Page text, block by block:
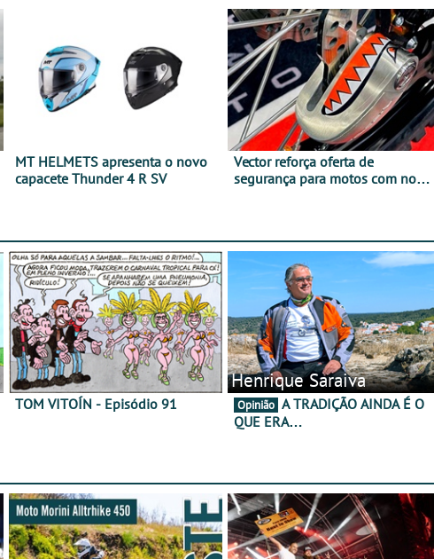
MT HELMETS apresenta o novo
capacete Thunder 4 R SV
Vector reforça oferta de
segurança para motos com nova
TOM VITOÍN - Episódio 91
Henrique Saraiva
Opinião
QUE ERA…